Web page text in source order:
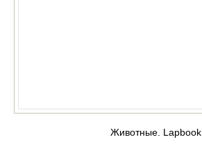
Животные. Lapbook